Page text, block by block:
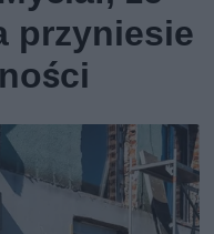
przyniesie